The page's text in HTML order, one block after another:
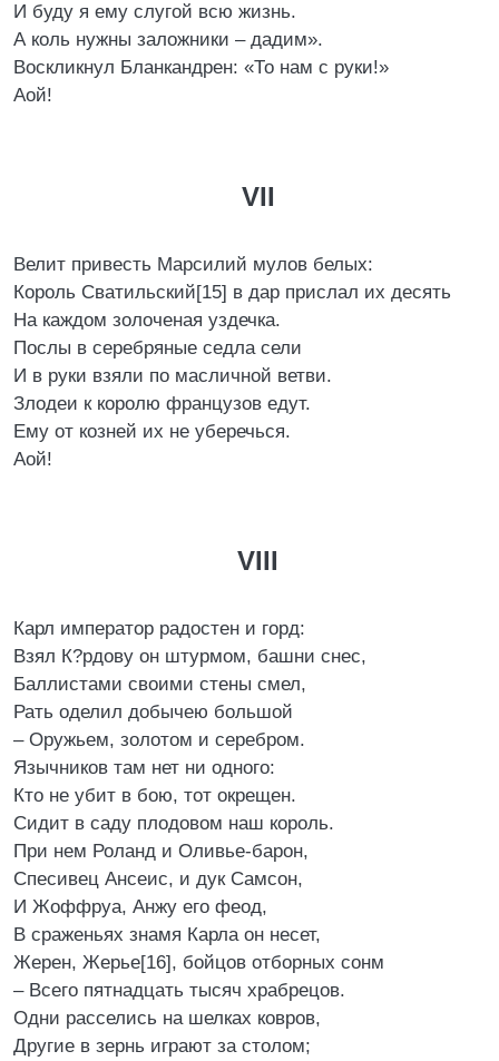
И буду я ему слугой всю жизнь.
А коль нужны заложники – дадим».
Воскликнул Бланкандрен: «То нам с руки!»
Аой!
VII
Велит привесть Марсилий мулов белых:
Король Сватильский[15] в дар прислал их десять
На каждом золоченая уздечка.
Послы в серебряные седла сели
И в руки взяли по масличной ветви.
Злодеи к королю французов едут.
Ему от козней их не уберечься.
Аой!
VIII
Карл император радостен и горд:
Взял К?рдову он штурмом, башни снес,
Баллистами своими стены смел,
Рать оделил добычею большой
– Оружьем, золотом и серебром.
Язычников там нет ни одного:
Кто не убит в бою, тот окрещен.
Сидит в саду плодовом наш король.
При нем Роланд и Оливье-барон,
Спесивец Ансеис, и дук Самсон,
И Жоффруа, Анжу его феод,
В сраженьях знамя Карла он несет,
Жерен, Жерье[16], бойцов отборных сонм
– Всего пятнадцать тысяч храбрецов.
Одни расселись на шелках ковров,
Другие в зернь играют за столом;